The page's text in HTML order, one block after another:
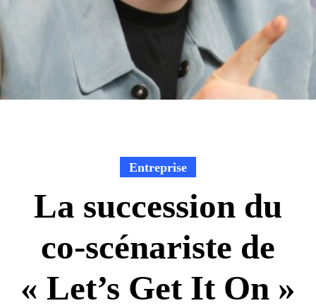
Entreprise
La succession du
co-scénariste de
« Let’s Get It On »